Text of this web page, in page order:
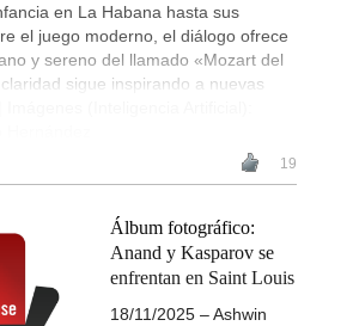
en La Habana hasta sus
el juego moderno, el diálogo ofrece
y sereno del llamado «Mozart del
sigue inspirando a nuevas
19
Álbum fotográfico:
Anand y Kasparov se
enfrentan en Saint Louis
18/11/2025 – Ashwin